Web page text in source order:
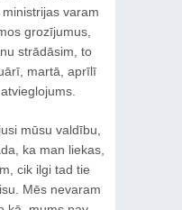
varam
grozījumus,
strādāsim, to
martā, aprīlī
mūsu valdību,
ka man liekas,
cik ilgi tad tie
Mēs nevaram